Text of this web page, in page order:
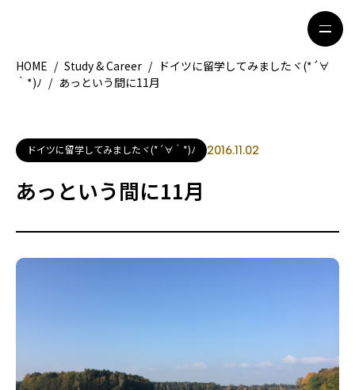
地域別ガイド
グルメ
観光ガイド
留学＆キャリア
HOME / Study & Career / ドイツに留学してみましたヾ(*´∀
｀*)ﾉ / あっという間に11月
ドイツに留学してみましたヾ(*´∀｀*)ﾉ 2016.11.02
あっという間に11月